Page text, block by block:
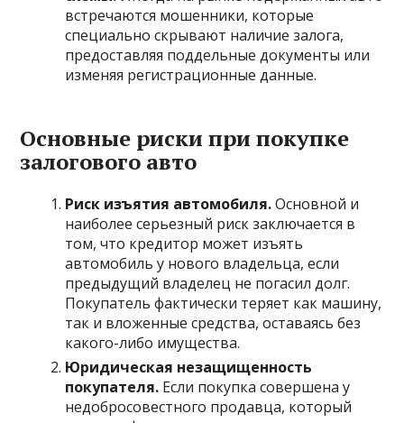
встречаются мошенники, которые
специально скрывают наличие залога,
предоставляя поддельные документы или
изменяя регистрационные данные.
Основные риски при покупке
залогового авто
Риск изъятия автомобиля.Основной и
наиболее серьезный риск заключается в
том, что кредитор может изъять
автомобиль у нового владельца, если
предыдущий владелец не погасил долг.
Покупатель фактически теряет как машину,
так и вложенные средства, оставаясь без
какого-либо имущества.
Юридическая незащищенность
покупателя. Если покупка совершена у
недобросовестного продавца, который